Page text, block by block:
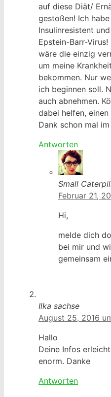
auf diese Diät/
gestoßen! Ich
Insulinresistent
Epstein-Barr-
wäre die einzig
um meine
bekommen. Nur
ich beginnen soll.
auch abnehmen.
dabei helfen,
Dank schon mal im
Antworten
Small
Februar 21,
Hi,
melde dich
bei mir und
gemeinsam
Ilka sachse
August 25, 2016
Hallo
Deine Infos
enorm. Danke
Antworten